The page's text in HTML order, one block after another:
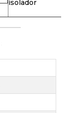
isolador